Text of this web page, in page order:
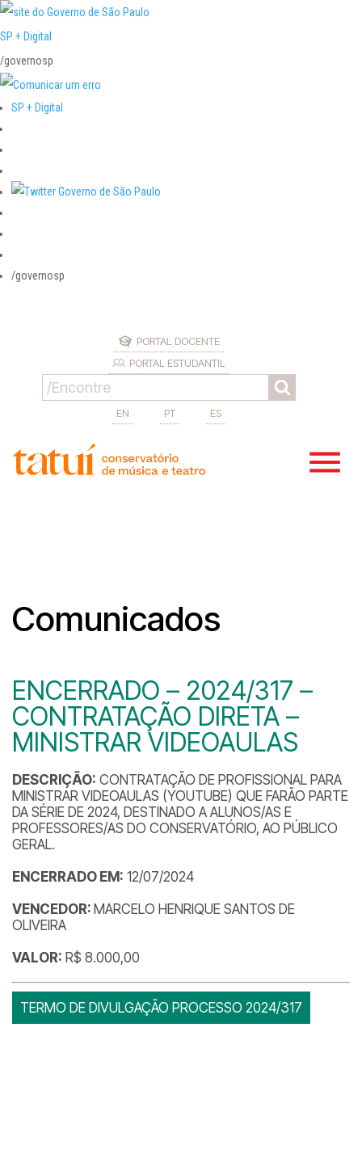
SP + Digital
/governosp
SP + Digital
/governosp
PORTAL DOCENTE
PORTAL ESTUDANTIL
EN PT ES
Comunicados
ENCERRADO – 2024/317 –
CONTRATAÇÃO DIRETA –
MINISTRAR VIDEOAULAS
DESCRIÇÃO: CONTRATAÇÃO DE PROFISSIONAL PARA
MINISTRAR VIDEOAULAS (YOUTUBE) QUE FARÃO PARTE
DA SÉRIE DE 2024, DESTINADO A ALUNOS/AS E
PROFESSORES/AS DO CONSERVATÓRIO, AO PÚBLICO
GERAL.
ENCERRADO EM: 12/07/2024
VENCEDOR: MARCELO HENRIQUE SANTOS DE
OLIVEIRA
VALOR: R$ 8.000,00
TERMO DE DIVULGAÇÃO PROCESSO 2024/317